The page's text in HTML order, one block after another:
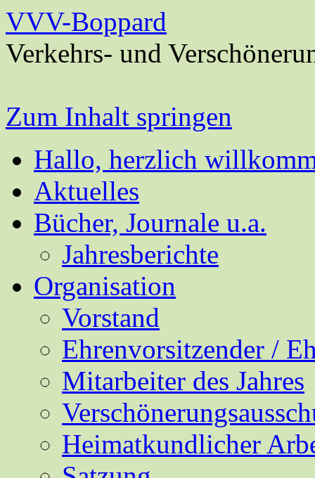
VVV-Boppard
Verkehrs- und
Zum Inhalt springen
Hallo, herzlich
Aktuelles
Bücher, Journale u.a.
Jahresberichte
Organisation
Vorstand
Ehrenvorsitzender /
Mitarbeiter des Jahres
Heimatkundlicher